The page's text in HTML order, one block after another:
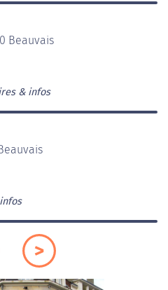
Beauvais
& infos